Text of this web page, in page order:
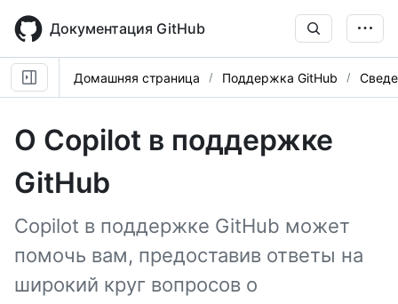
main
content
Документация GitHub
Домашняя страница Поддержка GitHub
О Copilot в поддержке
GitHub
Copilot в поддержке GitHub может
помочь вам, предоставив ответы на
широкий круг вопросов о